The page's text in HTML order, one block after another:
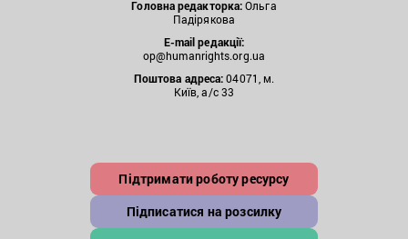
Головна редакторка:Ольга
Падірякова
E-mail редакції:
op@humanrights.org.ua
Поштова адреса:04071, м.
Київ, а/с 33
Підтримати роботу ресурсу
Підписатися на розсилку